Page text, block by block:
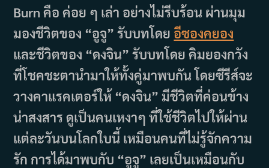
Burn คือ ค่อย ๆ เล่า อย่างไม่รีบร้อน ผ่านมุม
มองชีวิตของ “อูจู” รับบทโดย อีซองคยอง
และชีวิตของ “ดงจิน” รับบทโดย คิมยองกวัง
ที่โชคชะตานำมาให้ทั้งคู่มาพบกัน โดยซีรีส์จะ
วางคาแรคเตอร์ให้ “ดงจิน” มีชีวิตที่ค่อนข้าง
น่าสงสาร ดูเป็นคนเหงาๆ ที่ใช้ชีวิตไปให้ผ่าน
แต่ละวันบนโลกใบนี้ เหมือนคนที่ไม่รู้จักความ
รัก การได้มาพบกับ “อูจู” เลยเป็นเหมือนกับ